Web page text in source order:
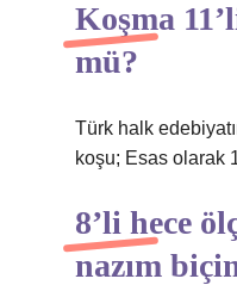
Koşma
mü?
Türk halk
koşu; Esas olarak
8’li hece
nazım